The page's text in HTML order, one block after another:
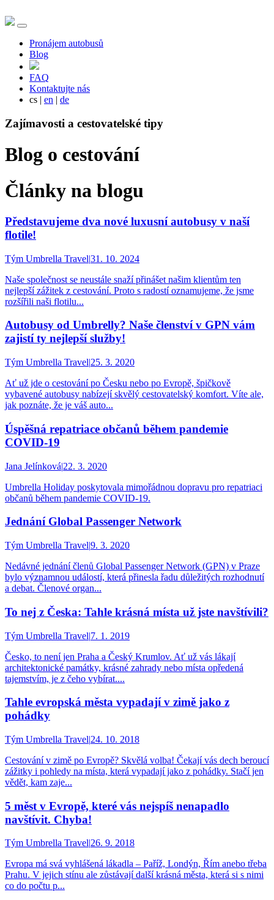
Pronájem autobusů
Blog
FAQ
Kontaktujte nás
cs | en | de
Zajímavosti a cestovatelské tipy
Blog o cestování
Články na blogu
Představujeme dva nové luxusní autobusy v naší
flotile!
Tým Umbrella Travel|31. 10. 2024
Naše společnost se neustále snaží přinášet našim klientům ten
nejlepší zážitek z cestování. Proto s radostí oznamujeme, že jsme
rozšířili naši flotilu...
Autobusy od Umbrelly? Naše členství v GPN vám
zajistí ty nejlepší služby!
Tým Umbrella Travel|25. 3. 2020
Ať už jde o cestování po Česku nebo po Evropě, špičkově
vybavené autobusy nabízejí skvělý cestovatelský komfort. Víte ale,
jak poznáte, že je váš auto...
Úspěšná repatriace občanů během pandemie
COVID-19
Jana Jelínková|22. 3. 2020
Umbrella Holiday poskytovala mimořádnou dopravu pro repatriaci
občanů během pandemie COVID-19.
Jednání Global Passenger Network
Tým Umbrella Travel|9. 3. 2020
Nedávné jednání členů Global Passenger Network (GPN) v Praze
bylo významnou událostí, která přinesla řadu důležitých rozhodnutí
a debat. Členové organ...
To nej z Česka: Tahle krásná místa už jste navštívili?
Tým Umbrella Travel|7. 1. 2019
Česko, to není jen Praha a Český Krumlov. Ať už vás lákají
architektonické památky, krásné zahrady nebo místa opředená
tajemstvím, je z čeho vybírat....
Tahle evropská města vypadají v zimě jako z
pohádky
Tým Umbrella Travel|24. 10. 2018
Cestování v zimě po Evropě? Skvělá volba! Čekají vás dech beroucí
zážitky i pohledy na místa, která vypadají jako z pohádky. Stačí jen
vědět, kam zaje...
5 měst v Evropě, které vás nejspíš nenapadlo
navštívit. Chyba!
Tým Umbrella Travel|26. 9. 2018
Evropa má svá vyhlášená lákadla – Paříž, Londýn, Řím anebo třeba
Prahu. V jejich stínu ale zůstávají další krásná města, která si s nimi
co do počtu p...